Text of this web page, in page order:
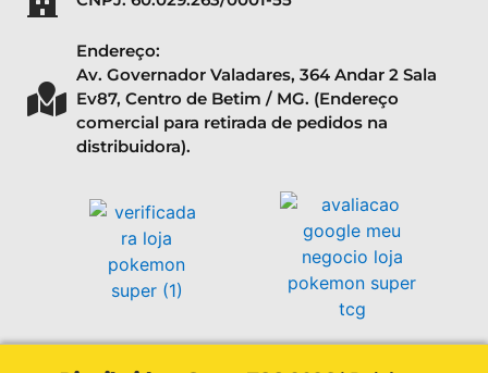
Endereço:
Av. Governador Valadares, 364 Andar 2 Sala
Ev87, Centro de Betim / MG. (Endereço
comercial para retirada de pedidos na
distribuidora).